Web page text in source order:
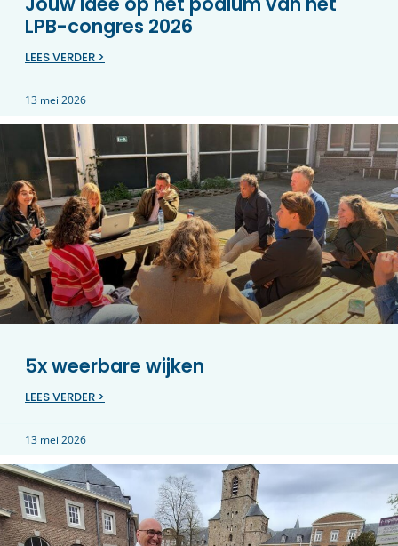
LPB-congres 2026
LEES VERDER >
13 mei 2026
5x weerbare wijken
LEES VERDER >
13 mei 2026